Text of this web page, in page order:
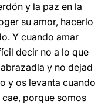
y la paz en la
su amor, hacerlo
Y cuando amar
decir no a lo que
y no dejad
y os levanta cuando
porque somos